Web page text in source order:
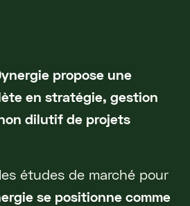
propose une
en stratégie, gestion
dilutif de projets
études de marché pour
se positionne comme